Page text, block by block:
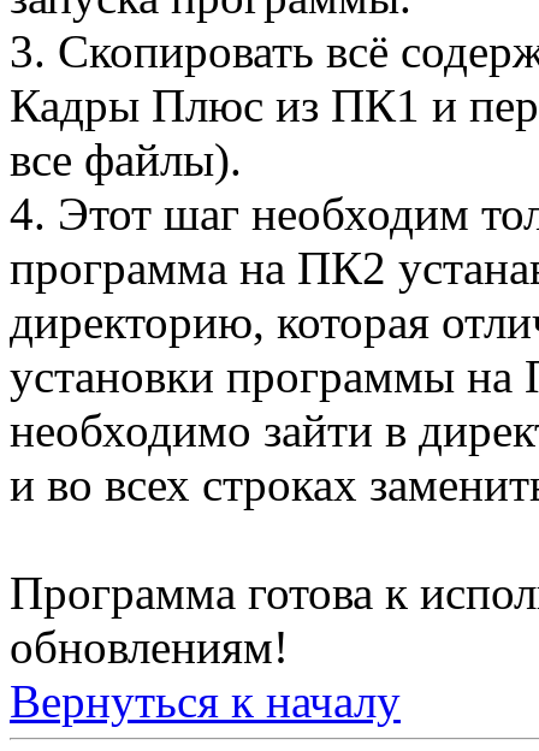
3. Скопировать всё
Кадры Плюс из ПК1 и
все файлы).
4. Этот шаг необходим
программа на ПК2
директорию, которая
установки программы на
необходимо зайти в
и во всех строках
Программа готова к
обновлениям!
Вернуться к началу